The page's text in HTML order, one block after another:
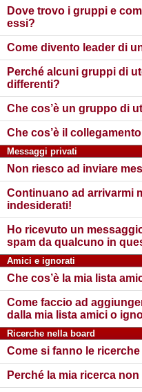
Dove trovo i gruppi e
essi?
Come divento leader di
Perché alcuni gruppi di
differenti?
Che cos’è un gruppo di
Che cos’è il
Messaggi privati
Non riesco ad inviare
Continuano ad arrivarmi
indesiderati!
Ho ricevuto un
spam da qualcuno in
Amici e ignorati
Che cos’è la mia lista
Come faccio ad
dalla mia lista amici o
Ricerche nella board
Come si fanno le
Perché la mia ricerca